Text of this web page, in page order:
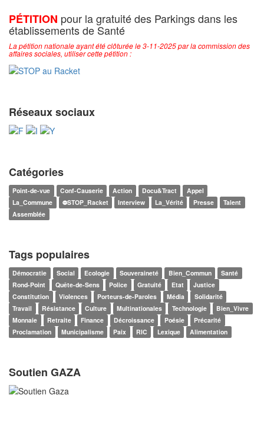
PÉTITION pour la gratuité des Parkings dans les
établissements de Santé
La pétition nationale ayant été clôturée le 3-11-2025 par la commission des
affaires sociales, utiliser cette pétition :
Réseaux sociaux
Catégories
Point-de-vue Conf-Causerie Action Docu&Tract
Appel
La_Commune
⛔STOP_Racket Interview La_Vérité Presse
Talent
Assemblée
Tags populaires
Démocratie Social Ecologie Souveraineté Bien_Commun
Santé
Rond-Point
Quête-de-Sens Police Gratuité Etat
Justice
Constitution
Violences Porteurs-de-Paroles Média
Solidarité
Travail
Résistance Culture Multinationales Technologie
Bien_Vivre
Monnaie
Retraite Finance Décroissance Poésie
Précarité
Proclamation
Municipalisme Paix RIC Lexique Alimentation
Soutien GAZA